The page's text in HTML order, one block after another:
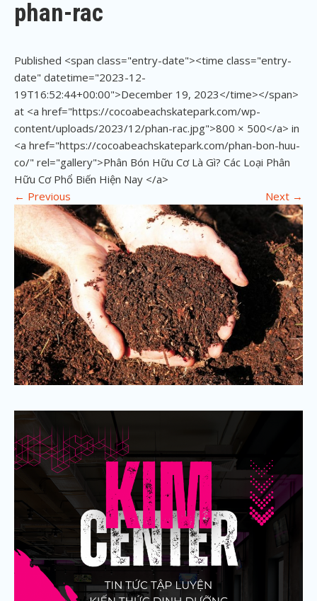
phan-rac
Published <span class="entry-date"><time class="entry-
date" datetime="2023-12-
19T16:52:44+00:00">December 19, 2023</time></span>
at <a href="https://cocoabeachskatepark.com/wp-
content/uploads/2023/12/phan-rac.jpg">800 × 500</a> in
<a href="https://cocoabeachskatepark.com/phan-bon-huu-
co/" rel="gallery">Phân Bón Hữu Cơ Là Gì? Các Loại Phân
Hữu Cơ Phổ Biến Hiện Nay </a>
← Previous Next →